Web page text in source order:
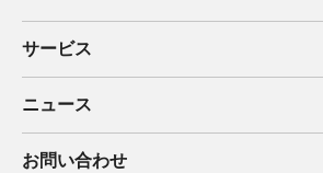
サービス
ご家庭向け電力サービス
法人向け脱炭素サービス
ニュース
2025年
お問い合わせ